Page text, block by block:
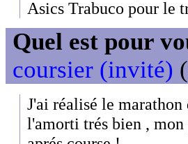
Asics Trabuco pour le
Quel est pour
coursier (invité)
J'ai réalisé le marathon
l'amorti trés bien ,